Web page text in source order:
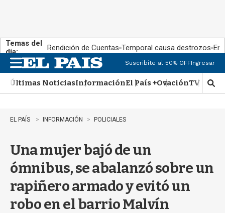
Temas del
día:
Rendición de Cuentas Temporal causa destrozos En
n
u
Suscribite al 50% OFFIngresar
Últimas NoticiasInformaciónEl País +OvaciónTV Show
M
o
�
EL PAÍS INFORMACIÓN POLICIALES
Una mujer bajó de un
ómnibus, se abalanzó sobre un
rapiñero armado y evitó un
robo en el barrio Malvín